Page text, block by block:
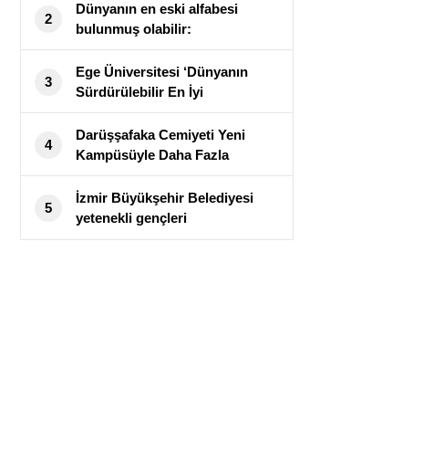
2
Dünyanın en eski alfabesi
bulunmuş olabilir:
‘Bildiklerimizi altüst edecek’
3
Ege Üniversitesi ‘Dünyanın
Sürdürülebilir En İyi
Üniversiteleri’ arasında yer aldı
4
Darüşşafaka Cemiyeti Yeni
Kampüsüyle Daha Fazla
Çocuğun Geleceğini
Aydınlatacak
5
İzmir Büyükşehir Belediyesi
yetenekli gençleri
konservatuvar sınavlarına